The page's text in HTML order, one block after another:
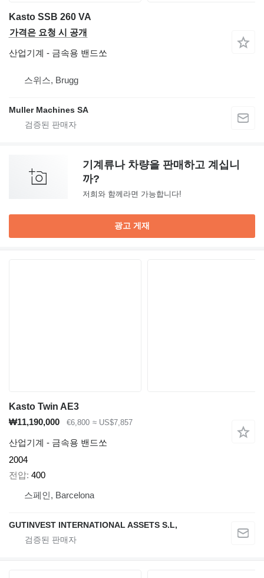
Kasto SSB 260 VA
가격은 요청 시 공개
산업기계 - 금속용 밴드쏘
스위스, Brugg
Muller Machines SA
기계류나 차량을 판매하고 계십니
까?
저희와 함께라면 가능합니다!
광고 게재
Kasto Twin AE3
₩11,190,000
€6,800 ≈ US$7,857
산업기계 - 금속용 밴드쏘
2004
전압 400
스페인, Barcelona
GUTINVEST INTERNATIONAL ASSETS S.L,